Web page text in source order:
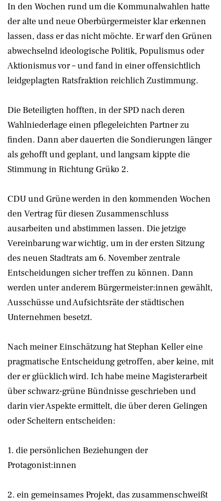
In den Wochen rund um die Kommunalwahlen hatte
der alte und neue Oberbürgermeister klar erkennen
lassen, dass er das nicht möchte. Er warf den Grünen
abwechselnd ideologische Politik, Populismus oder
Aktionismus vor – und fand in einer offensichtlich
leidgeplagten Ratsfraktion reichlich Zustimmung.
Die Beteiligten hofften, in der SPD nach deren
Wahlniederlage einen pflegeleichten Partner zu
finden. Dann aber dauerten die Sondierungen länger
als gehofft und geplant, und langsam kippte die
Stimmung in Richtung Grüko 2.
CDU und Grüne werden in den kommenden Wochen
den Vertrag für diesen Zusammenschluss
ausarbeiten und abstimmen lassen. Die jetzige
Vereinbarung war wichtig, um in der ersten Sitzung
des neuen Stadtrats am 6. November zentrale
Entscheidungen sicher treffen zu können. Dann
werden unter anderem Bürgermeister:innen gewählt,
Ausschüsse und Aufsichtsräte der städtischen
Unternehmen besetzt.
Nach meiner Einschätzung hat Stephan Keller eine
pragmatische Entscheidung getroffen, aber keine, mit
der er glücklich wird. Ich habe meine Magisterarbeit
über schwarz-grüne Bündnisse geschrieben und
darin vier Aspekte ermittelt, die über deren Gelingen
oder Scheitern entscheiden:
1. die persönlichen Beziehungen der
Protagonist:innen
2. ein gemeinsames Projekt, das zusammenschweißt